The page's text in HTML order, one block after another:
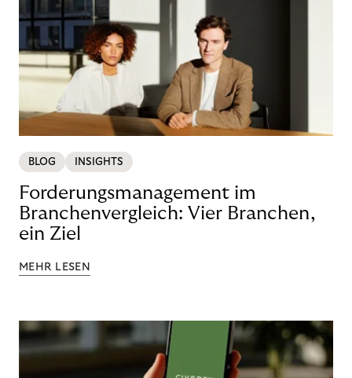
BLOG INSIGHTS
Forderungsmanagement im
Branchenvergleich: Vier Branchen,
ein Ziel
MEHR LESEN